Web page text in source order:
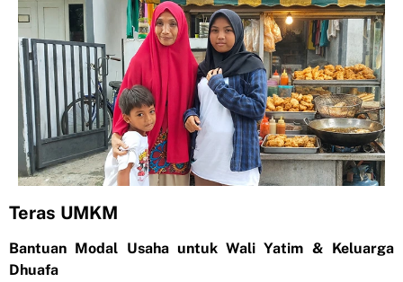
Teras UMKM
Bantuan Modal Usaha untuk Wali Yatim & Keluarga
Dhuafa